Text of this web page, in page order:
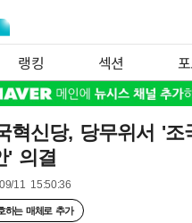
랭킹 섹션
혁신당, 당무위서 '조
' 의결
11 15:50:36
하는 매체로 추가